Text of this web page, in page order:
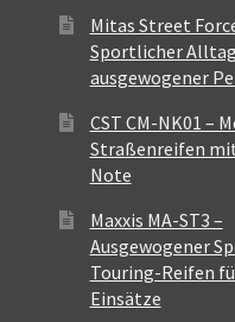
Mitas Street
Sportlicher
ausgewogener
CST CM-NK01 –
Straßenreifen
Note
Maxxis MA-ST3 –
Ausgewogener
Touring-Reifen
Einsätze